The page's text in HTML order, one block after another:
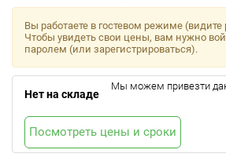
Вы работаете в гостевом режиме
Чтобы увидеть свои цены, вам нужно
паролем (или зарегистрироваться).
Нет на складе
Мы можем привезти
Посмотреть цены и сроки